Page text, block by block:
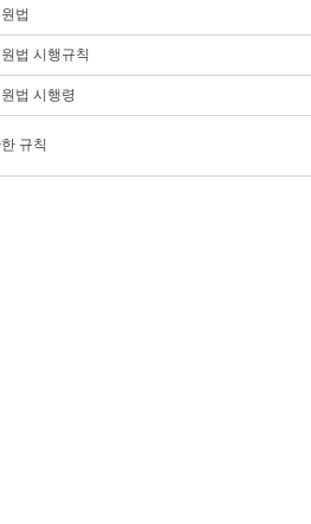
법
법 시행규칙
법 시행령
규칙